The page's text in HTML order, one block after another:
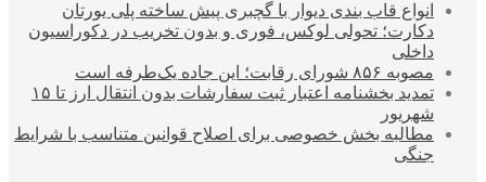
انواع قاب بندی دیوار با گچبری پیش ساخته پلی یورتان
دکارت؛ تحولی لوکس، فوری و بدون تخریب در دکوراسیون
داخلی
مصوبه ۸۵۶ شورای رقابت؛ این جاده یک‌طرفه است
تمدید بخشنامه اعتبار ثبت سفارشات بدون انتقال ارز تا ۱۵
شهریور
مطالبه بخش خصوصی برای اصلاح قوانین متناسب با شرایط
جنگی